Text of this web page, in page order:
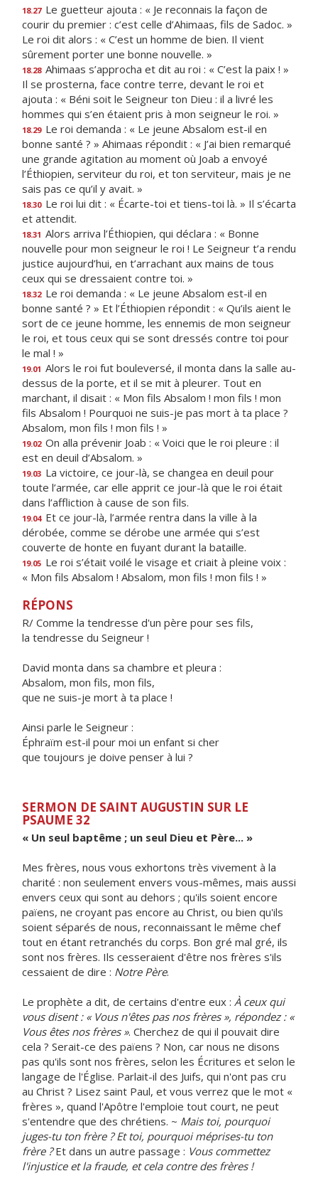
18.27 Le guetteur ajouta : « Je reconnais la façon de
courir du premier : c’est celle d’Ahimaas, fils de Sadoc. »
Le roi dit alors : « C’est un homme de bien. Il vient
sûrement porter une bonne nouvelle. »
18.28 Ahimaas s’approcha et dit au roi : « C’est la paix ! »
Il se prosterna, face contre terre, devant le roi et
ajouta : « Béni soit le Seigneur ton Dieu : il a livré les
hommes qui s’en étaient pris à mon seigneur le roi. »
18.29 Le roi demanda : « Le jeune Absalom est-il en
bonne santé ? » Ahimaas répondit : « J’ai bien remarqué
une grande agitation au moment où Joab a envoyé
l’Éthiopien, serviteur du roi, et ton serviteur, mais je ne
sais pas ce qu’il y avait. »
18.30 Le roi lui dit : « Écarte-toi et tiens-toi là. » Il s’écarta
et attendit.
18.31 Alors arriva l’Éthiopien, qui déclara : « Bonne
nouvelle pour mon seigneur le roi ! Le Seigneur t’a rendu
justice aujourd’hui, en t’arrachant aux mains de tous
ceux qui se dressaient contre toi. »
18.32 Le roi demanda : « Le jeune Absalom est-il en
bonne santé ? » Et l’Éthiopien répondit : « Qu’ils aient le
sort de ce jeune homme, les ennemis de mon seigneur
le roi, et tous ceux qui se sont dressés contre toi pour
le mal ! »
19.01 Alors le roi fut bouleversé, il monta dans la salle au-
dessus de la porte, et il se mit à pleurer. Tout en
marchant, il disait : « Mon fils Absalom ! mon fils ! mon
fils Absalom ! Pourquoi ne suis-je pas mort à ta place ?
Absalom, mon fils ! mon fils ! »
19.02 On alla prévenir Joab : « Voici que le roi pleure : il
est en deuil d’Absalom. »
19.03 La victoire, ce jour-là, se changea en deuil pour
toute l’armée, car elle apprit ce jour-là que le roi était
dans l’affliction à cause de son fils.
19.04 Et ce jour-là, l’armée rentra dans la ville à la
dérobée, comme se dérobe une armée qui s’est
couverte de honte en fuyant durant la bataille.
19.05 Le roi s’était voilé le visage et criait à pleine voix :
« Mon fils Absalom ! Absalom, mon fils ! mon fils ! »
RÉPONS
R/ Comme la tendresse d'un père pour ses fils,
la tendresse du Seigneur !
David monta dans sa chambre et pleura :
Absalom, mon fils, mon fils,
que ne suis-je mort à ta place !
Ainsi parle le Seigneur :
Éphraïm est-il pour moi un enfant si cher
que toujours je doive penser à lui ?
SERMON DE SAINT AUGUSTIN SUR LE
PSAUME 32
« Un seul baptême ; un seul Dieu et Père... »
Mes frères, nous vous exhortons très vivement à la
charité : non seulement envers vous-mêmes, mais aussi
envers ceux qui sont au dehors ; qu'ils soient encore
païens, ne croyant pas encore au Christ, ou bien qu'ils
soient séparés de nous, reconnaissant le même chef
tout en étant retranchés du corps. Bon gré mal gré, ils
sont nos frères. Ils cesseraient d'être nos frères s'ils
cessaient de dire : Notre Père.
Le prophète a dit, de certains d'entre eux : À ceux qui
vous disent : « Vous n'êtes pas nos frères », répondez : «
Vous êtes nos frères ». Cherchez de qui il pouvait dire
cela ? Serait-ce des païens ? Non, car nous ne disons
pas qu'ils sont nos frères, selon les Écritures et selon le
langage de l'Église. Parlait-il des Juifs, qui n'ont pas cru
au Christ ? Lisez saint Paul, et vous verrez que le mot «
frères », quand l'Apôtre l'emploie tout court, ne peut
s'entendre que des chrétiens. ~ Mais toi, pourquoi
juges-tu ton frère ? Et toi, pourquoi méprises-tu ton
frère ?Et dans un autre passage : Vous commettez
l'injustice et la fraude, et cela contre des frères !